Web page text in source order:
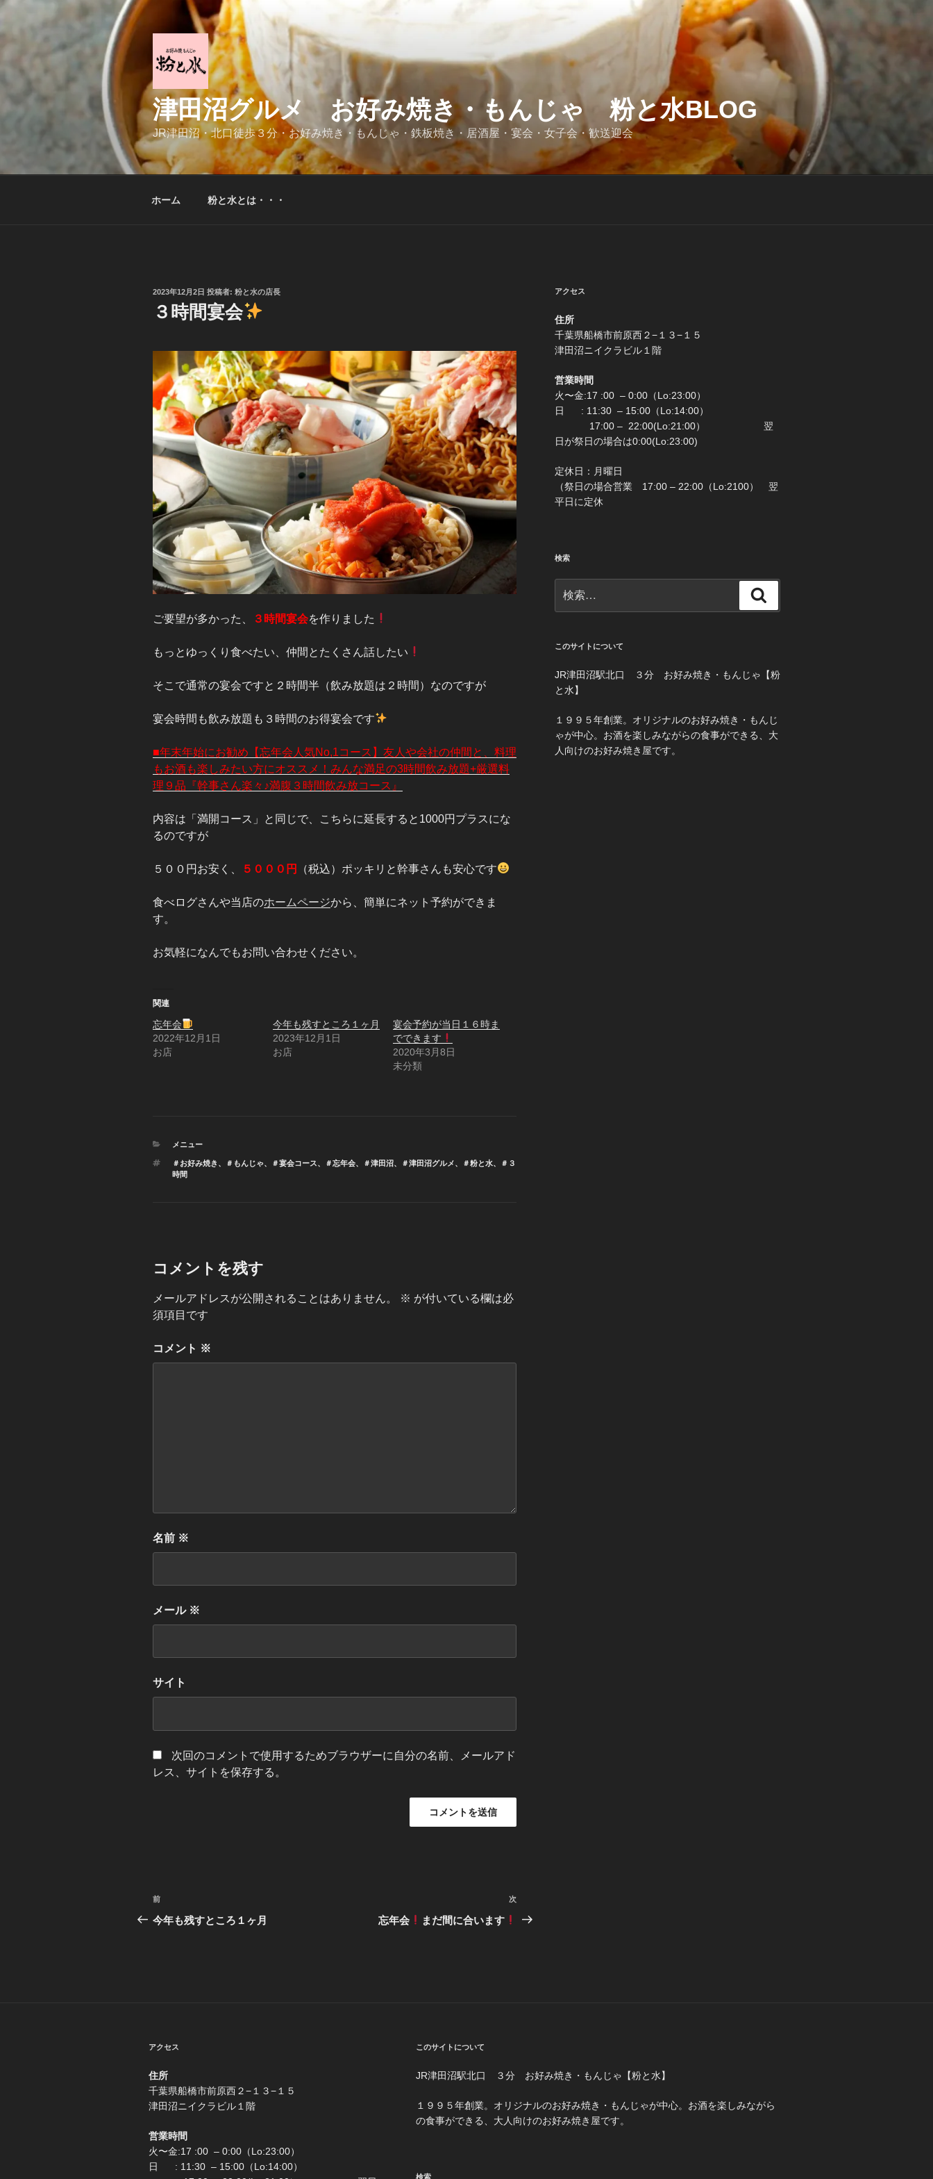
コ
津田沼グルメ お好み焼き・もんじゃ 粉と水BLOG
JR津田沼・北口徒歩３分・お好み焼き・もんじゃ・鉄板焼き・居酒屋・宴会・女子会・歓送迎会
ホーム 粉と水とは・・・
投
日:
2023年12月2日 投稿者: 粉と水の店長
３時間宴会
ご要望が多かった、 ３時間宴会を作りました
もっとゆっくり食べたい、仲間とたくさん話したい
そこで通常の宴会ですと２時間半（飲み放題は２時間）なのですが
宴会時間も飲み放題も３時間のお得宴会です
■年末年始にお勧め【忘年会人気No,1コース】友人や会社の仲間と、料理
もお酒も楽しみたい方にオススメ！みんな満足の3時間飲み放題+厳選料
理９品『幹事さん楽々♪満腹３時間飲み放コース』
内容は「満開コース」と同じで、こちらに延長すると1000円プラスにな
るのですが
５００円お安く、 ５０００円 （税込）ポッキリと幹事さんも安心です
食べログさんや当店のホームページから、簡単にネット予約ができま
す。
お気軽になんでもお問い合わせください。
関連
忘年会
2022年12月1日
お店
今年も残すところ１ヶ月
2023年12月1日
お店
宴会予約が当日１６時ま
でできます
2020年3月8日
未分類
カ
ゴ
リ
メニュー
タ
グ
＃お好み焼き 、 ＃もんじゃ、 ＃宴会コース、 ＃忘年会、 ＃津田沼、 ＃津田沼グルメ、 ＃粉と水、
＃３
時間
コメントを残す
メールアドレスが公開されることはありません。 ※ が付いている欄は必
須項目です
コメント ※
名前 ※
メール ※
サイト
次回のコメントで使用するためブラウザーに自分の名前、メールアド
レス、サイトを保存する。
投
稿
シ
ョ
ン
前
の
前
今年も残すところ１ヶ月
次
の
次
忘年会 まだ間に合います
アクセス
住所
千葉県船橋市前原西２−１３−１５
津田沼ニイクラビル１階
営業時間
火〜金:17 :00 – 0:00（Lo:23:00）
日 : 11:30 – 15:00（Lo:14:00）
17:00 – 22:00(Lo:21:00） 翌
日が祭日の場合は0:00(Lo:23:00)
定休日：月曜日
（祭日の場合営業 17:00 – 22:00（Lo:2100） 翌
平日に定休
検索
索:
索
このサイトについて
JR津田沼駅北口 ３分 お好み焼き・もんじゃ【粉
と水】
１９９５年創業。オリジナルのお好み焼き・もんじ
ゃが中心。お酒を楽しみながらの食事ができる、大
人向けのお好み焼き屋です。
アクセス
住所
千葉県船橋市前原西２−１３−１５
津田沼ニイクラビル１階
営業時間
火〜金:17 :00 – 0:00（Lo:23:00）
日 : 11:30 – 15:00（Lo:14:00）
このサイトについて
JR津田沼駅北口 ３分 お好み焼き・もんじゃ【粉と水】
１９９５年創業。オリジナルのお好み焼き・もんじゃが中心。お酒を楽しみながら
の食事ができる、大人向けのお好み焼き屋です。
検索